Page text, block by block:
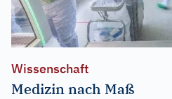
Wissenschaft
Medizin nach Maß